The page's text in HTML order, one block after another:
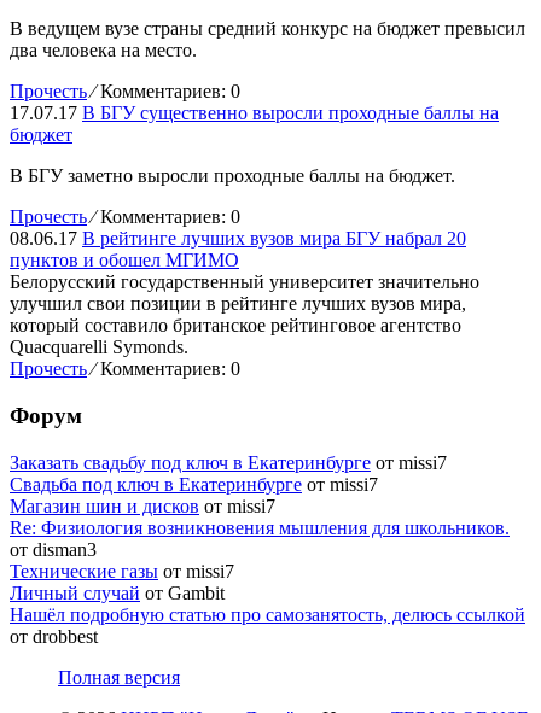
В ведущем вузе страны средний конкурс на бюджет превысил
два человека на место.
Прочесть ⁄Комментариев: 0
17.07.17 В БГУ существенно выросли проходные баллы на
бюджет
В БГУ заметно выросли проходные баллы на бюджет.
Прочесть ⁄Комментариев: 0
08.06.17 В рейтинге лучших вузов мира БГУ набрал 20
пунктов и обошел МГИМО
Белорусский государственный университет значительно
улучшил свои позиции в рейтинге лучших вузов мира,
который составило британское рейтинговое агентство
Quacquarelli Symonds.
Прочесть ⁄Комментариев: 0
Форум
Заказать свадьбу под ключ в Екатеринбурге от missi7
Cвадьба под ключ в Екатеринбурге от missi7
Магазин шин и дисков от missi7
Re: Физиология возникновения мышления для школьников.
от disman3
Технические газы от missi7
Личный случай от Gambit
Нашёл подробную статью про самозанятость, делюсь ссылкой
от drobbest
Полная версия